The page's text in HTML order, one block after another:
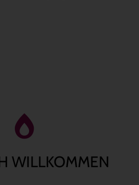
WILLKOMMEN